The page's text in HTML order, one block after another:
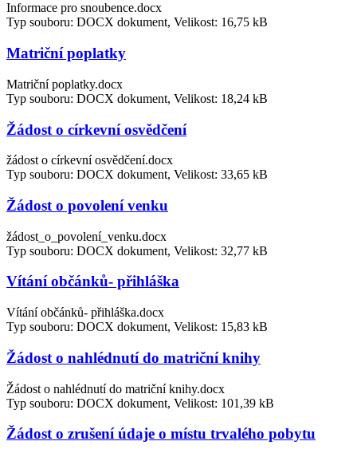
Informace pro snoubence.docx
Typ souboru: DOCX dokument, Velikost: 16,75 kB
Matriční poplatky
Matriční poplatky.docx
Typ souboru: DOCX dokument, Velikost: 18,24 kB
Žádost o církevní osvědčení
žádost o církevní osvědčení.docx
Typ souboru: DOCX dokument, Velikost: 33,65 kB
Žádost o povolení venku
žádost_o_povolení_venku.docx
Typ souboru: DOCX dokument, Velikost: 32,77 kB
Vítání občánků- přihláška
Vítání občánků- přihláška.docx
Typ souboru: DOCX dokument, Velikost: 15,83 kB
Žádost o nahlédnutí do matriční knihy
Žádost o nahlédnutí do matriční knihy.docx
Typ souboru: DOCX dokument, Velikost: 101,39 kB
Žádost o zrušení údaje o místu trvalého pobytu